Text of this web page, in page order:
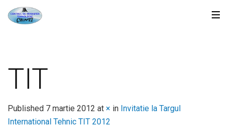
TIT
Published 7 martie 2012 at × in Invitatie la Targul
International Tehnic TIT 2012